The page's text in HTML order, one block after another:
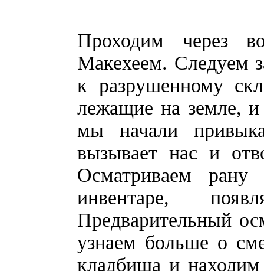
Проходим через
Макехеем. Следуем
к разрушенному
лежащие на земле,
мы начали
вызывает нас и
Осматриваем
инвентаре,
Предварительный
узнаем больше о
кладбища и